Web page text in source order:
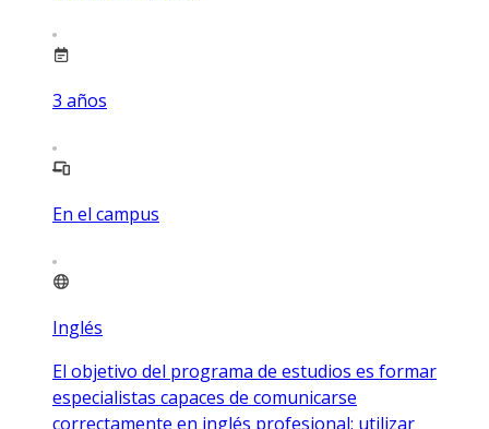
3 años
En el campus
Inglés
El objetivo del programa de estudios es formar
especialistas capaces de comunicarse
correctamente en inglés profesional; utilizar